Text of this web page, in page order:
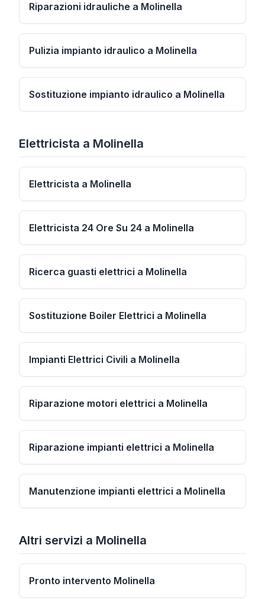
Riparazioni idrauliche a Molinella
Pulizia impianto idraulico a Molinella
Sostituzione impianto idraulico a Molinella
Elettricista a Molinella
Elettricista a Molinella
Elettricista 24 Ore Su 24 a Molinella
Ricerca guasti elettrici a Molinella
Sostituzione Boiler Elettrici a Molinella
Impianti Elettrici Civili a Molinella
Riparazione motori elettrici a Molinella
Riparazione impianti elettrici a Molinella
Manutenzione impianti elettrici a Molinella
Altri servizi a Molinella
Pronto intervento Molinella